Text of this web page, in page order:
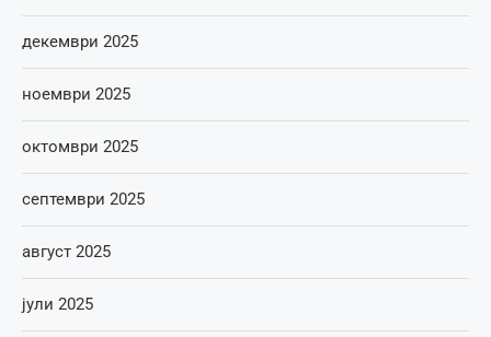
декември 2025
ноември 2025
октомври 2025
септември 2025
август 2025
јули 2025